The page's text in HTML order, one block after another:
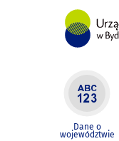
Dane o
województwie